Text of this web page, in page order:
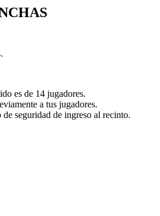
es de 14 jugadores.
a tus jugadores.
seguridad de ingreso al recinto.